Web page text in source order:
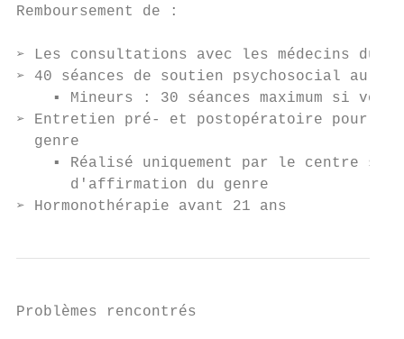
Remboursement de :
➢ Les consultations avec les médecins
➢ 40 séances de soutien psychosocial
▪ Mineurs : 30 séances maximum si vous
➢ Entretien pré- et postopératoire pour
  genre
▪ Réalisé uniquement par le centre
      d'affirmation du genre
➢ Hormonothérapie avant 21 ans
Problèmes rencontrés